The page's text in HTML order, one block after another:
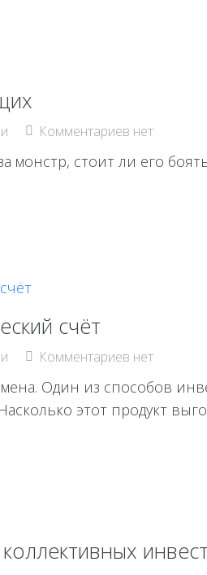
Комментариев нет
монстр, стоит ли его
счёт
Комментариев нет
Один из способов
этот продукт